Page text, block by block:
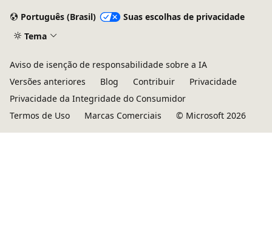
Português (Brasil)
Suas escolhas de privacidade
Tema
Aviso de isenção de responsabilidade sobre a IA
Versões anteriores
Blog Contribuir
Privacidade
Privacidade da Integridade do Consumidor
Termos de Uso
Marcas Comerciais © Microsoft 2026